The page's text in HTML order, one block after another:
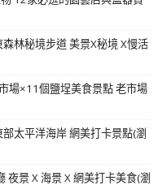
林秘境步道 美景X秘境 X慢活
場×11個鹽埕美食景點 老市場
太平洋海岸 網美打卡景點(瀏
夜景 X 海景 X 網美打卡美食(瀏